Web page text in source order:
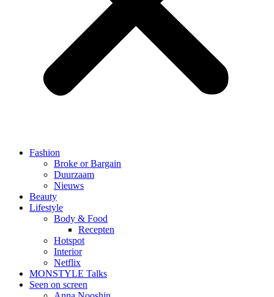
Fashion
Broke or Bargain
Duurzaam
Nieuws
Beauty
Lifestyle
Body & Food
Recepten
Hotspot
Interior
Netflix
MONSTYLE Talks
Seen on screen